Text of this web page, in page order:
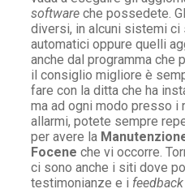
software che possedete.
diversi, in alcuni sistemi ci
automatici oppure quelli
anche dal programma che
il consiglio migliore è
fare con la ditta che ha
ma ad ogni modo presso i
allarmi, potete sempre
per avere la
Focene che vi occorre.
ci sono anche i siti dove
testimonianze e i feedback